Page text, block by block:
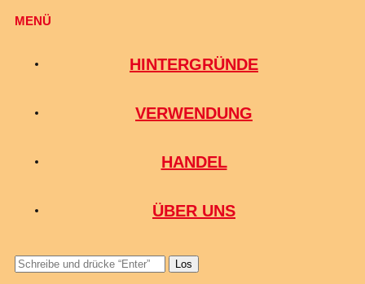
MENÜ
HINTERGRÜNDE
VERWENDUNG
HANDEL
ÜBER UNS
Los